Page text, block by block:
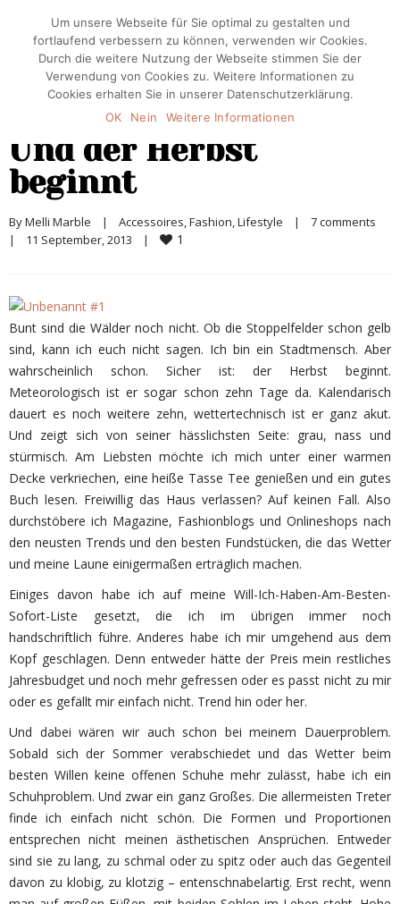
Und der Herbst
beginnt
By Melli Marble | Accessoires, Fashion, Lifestyle |
7 comments
|
11 September, 2013 | 1
Bunt sind die Wälder noch nicht. Ob die Stoppelfelder schon gelb
sind, kann ich euch nicht sagen. Ich bin ein Stadtmensch. Aber
wahrscheinlich schon. Sicher ist: der Herbst beginnt.
Meteorologisch ist er sogar schon zehn Tage da. Kalendarisch
dauert es noch weitere zehn, wettertechnisch ist er ganz akut.
Und zeigt sich von seiner hässlichsten Seite: grau, nass und
stürmisch. Am Liebsten möchte ich mich unter einer warmen
Decke verkriechen, eine heiße Tasse Tee genießen und ein gutes
Buch lesen. Freiwillig das Haus verlassen? Auf keinen Fall. Also
durchstöbere ich Magazine, Fashionblogs und Onlineshops nach
den neusten Trends und den besten Fundstücken, die das Wetter
und meine Laune einigermaßen erträglich machen.
Einiges davon habe ich auf meine Will-Ich-Haben-Am-Besten-
Sofort-Liste gesetzt, die ich im übrigen immer noch
handschriftlich führe. Anderes habe ich mir umgehend aus dem
Kopf geschlagen. Denn entweder hätte der Preis mein restliches
Jahresbudget und noch mehr gefressen oder es passt nicht zu mir
oder es gefällt mir einfach nicht. Trend hin oder her.
Und dabei wären wir auch schon bei meinem Dauerproblem.
Sobald sich der Sommer verabschiedet und das Wetter beim
besten Willen keine offenen Schuhe mehr zulässt, habe ich ein
Schuhproblem. Und zwar ein ganz Großes. Die allermeisten Treter
finde ich einfach nicht schön. Die Formen und Proportionen
entsprechen nicht meinen ästhetischen Ansprüchen. Entweder
sind sie zu lang, zu schmal oder zu spitz oder auch das Gegenteil
davon zu klobig, zu klotzig – entenschnabelartig. Erst recht, wenn
Um unsere Webseite für Sie optimal zu gestalten und
fortlaufend verbessern zu können, verwenden wir Cookies.
Durch die weitere Nutzung der Webseite stimmen Sie der
Verwendung von Cookies zu. Weitere Informationen zu
Cookies erhalten Sie in unserer Datenschutzerklärung.
OK
Nein Weitere Informationen